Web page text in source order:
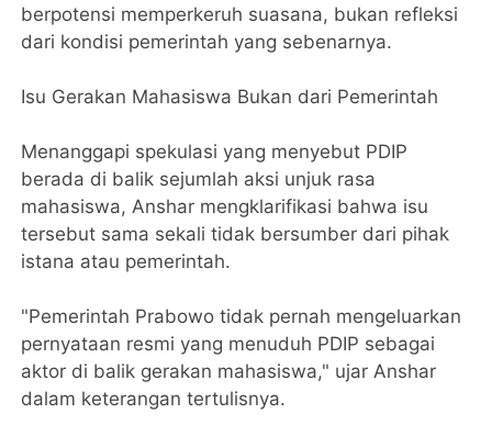
berpotensi memperkeruh suasana, bukan refleksi
dari kondisi pemerintah yang sebenarnya.
​Isu Gerakan Mahasiswa Bukan dari Pemerintah
​Menanggapi spekulasi yang menyebut PDIP
berada di balik sejumlah aksi unjuk rasa
mahasiswa, Anshar mengklarifikasi bahwa isu
tersebut sama sekali tidak bersumber dari pihak
istana atau pemerintah.
​"Pemerintah Prabowo tidak pernah mengeluarkan
pernyataan resmi yang menuduh PDIP sebagai
aktor di balik gerakan mahasiswa," ujar Anshar
dalam keterangan tertulisnya.